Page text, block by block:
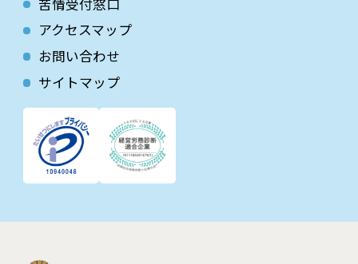
アクセスマップ
お問い合わせ
サイトマップ